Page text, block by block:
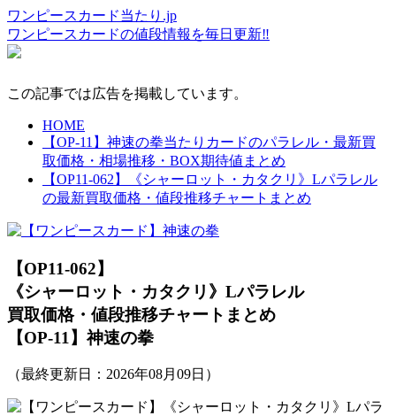
ワンピースカード当たり.jp
ワンピースカードの値段情報を毎日更新‼
この記事では広告を掲載しています。
HOME
【OP-11】神速の拳当たりカードのパラレル・最新買
取価格・相場推移・BOX期待値まとめ
【OP11-062】《シャーロット・カタクリ》Lパラレル
の最新買取価格・値段推移チャートまとめ
【OP11-062】
《シャーロット・カタクリ》Lパラレル
買取価格・値段推移チャートまとめ
【OP-11】神速の拳
（最終更新日： 2026年08月09日 ）